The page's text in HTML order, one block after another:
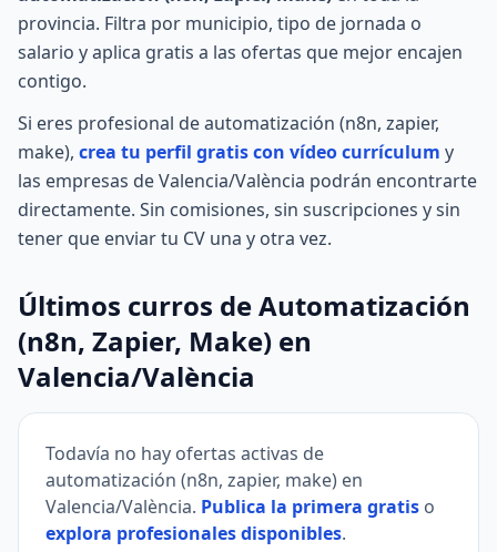
provincia. Filtra por municipio, tipo de jornada o
salario y aplica gratis a las ofertas que mejor encajen
contigo.
Si eres profesional de automatización (n8n, zapier,
make), crea tu perfil gratis con vídeo currículum y
las empresas de Valencia/València podrán encontrarte
directamente. Sin comisiones, sin suscripciones y sin
tener que enviar tu CV una y otra vez.
Últimos curros de Automatización
(n8n, Zapier, Make) en
Valencia/València
Todavía no hay ofertas activas de
automatización (n8n, zapier, make) en
Valencia/València. Publica la primera gratis o
explora profesionales disponibles.